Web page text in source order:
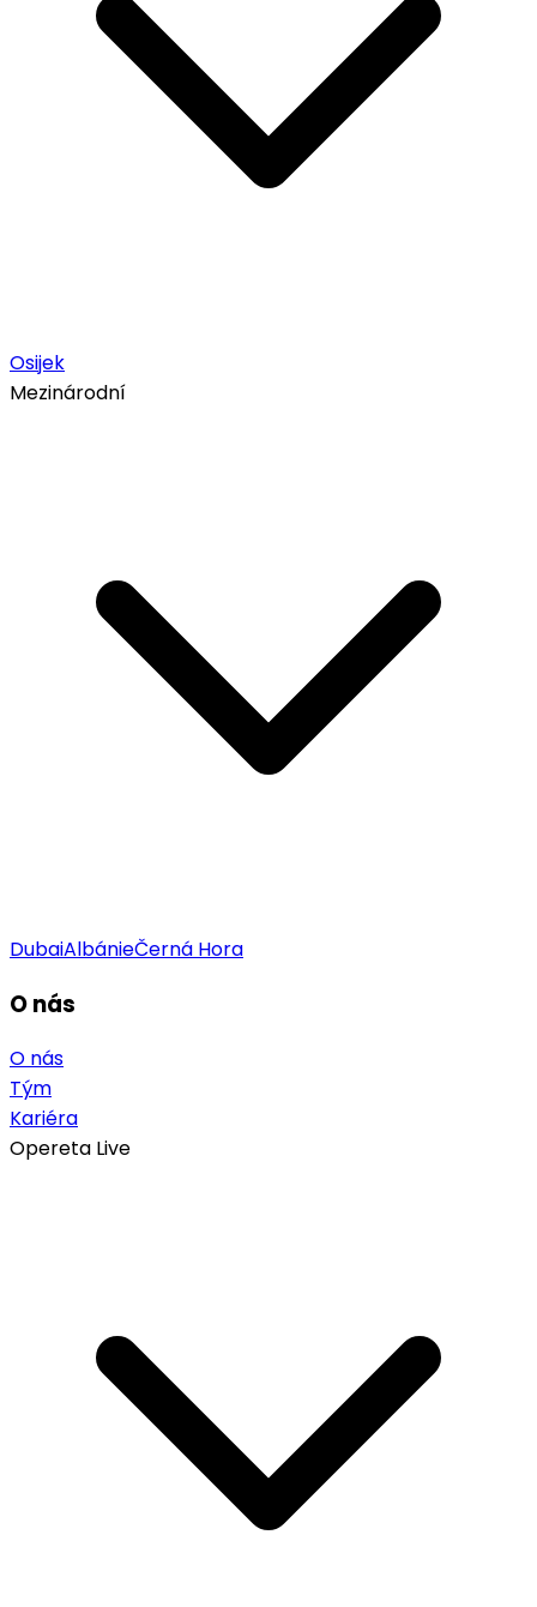
Osijek
Mezinárodní
DubaiAlbánieČerná Hora
O nás
O nás
Tým
Kariéra
Opereta Live